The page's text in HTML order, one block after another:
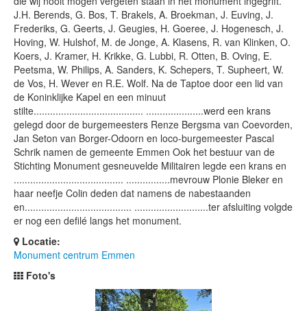
J.H. Berends, G. Bos, T. Brakels, A. Broekman, J. Euving, J.
Frederiks, G. Geerts, J. Geugies, H. Goeree, J. Hogenesch, J.
Hoving, W. Hulshof, M. de Jonge, A. Klasens, R. van Klinken, O.
Koers, J. Kramer, H. Krikke, G. Lubbi, R. Otten, B. Oving, E.
Peetsma, W. Philips, A. Sanders, K. Schepers, T. Supheert, W.
de Vos, H. Wever en R.E. Wolf. Na de Taptoe door een lid van
de Koninklijke Kapel en een minuut
stilte........................................ .....................werd een krans
gelegd door de burgemeesters Renze Bergsma van Coevorden,
Jan Seton van Borger-Odoorn en loco-burgemeester Pascal
Schrik namen de gemeente Emmen Ook het bestuur van de
Stichting Monument gesneuvelde Militairen legde een krans en
........................................ ................mevrouw Plonie Bleker en
haar neefje Colin deden dat namens de nabestaanden
en....................................... ...........................ter afsluiting volgde
er nog een defilé langs het monument.
Locatie:
Monument centrum Emmen
Foto's